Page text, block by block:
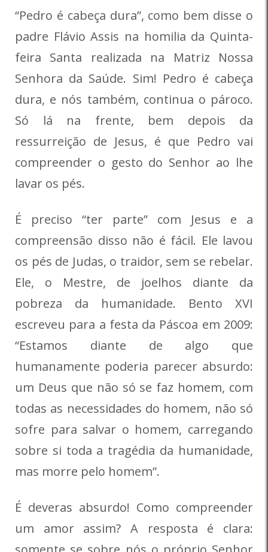
“Pedro é cabeça dura”, como bem disse o
padre Flávio Assis na homilia da Quinta-
feira Santa realizada na Matriz Nossa
Senhora da Saúde. Sim! Pedro é cabeça
dura, e nós também, continua o pároco.
Só lá na frente, bem depois da
ressurreição de Jesus, é que Pedro vai
compreender o gesto do Senhor ao lhe
lavar os pés.
É preciso “ter parte” com Jesus e a
compreensão disso não é fácil. Ele lavou
os pés de Judas, o traidor, sem se rebelar.
Ele, o Mestre, de joelhos diante da
pobreza da humanidade. Bento XVI
escreveu para a festa da Páscoa em 2009:
“Estamos diante de algo que
humanamente poderia parecer absurdo:
um Deus que não só se faz homem, com
todas as necessidades do homem, não só
sofre para salvar o homem, carregando
sobre si toda a tragédia da humanidade,
mas morre pelo homem”.
É deveras absurdo! Como compreender
um amor assim? A resposta é clara: